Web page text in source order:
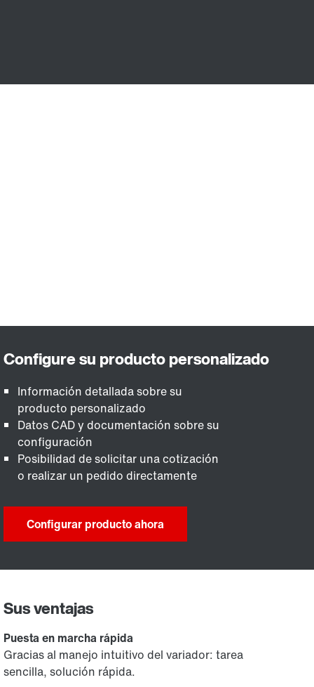
Información detallada sobre su
producto personalizado
Datos CAD y documentación sobre su
configuración
Posibilidad de solicitar una cotización
o realizar un pedido directamente
Configurar producto ahora
Sus ventajas
Puesta en marcha rápida
Gracias al manejo intuitivo del variador: tarea
sencilla, solución rápida.